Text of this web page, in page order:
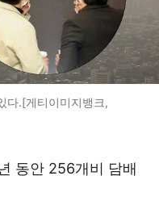
다.[게티이미지뱅크,
동안 256개비 담배